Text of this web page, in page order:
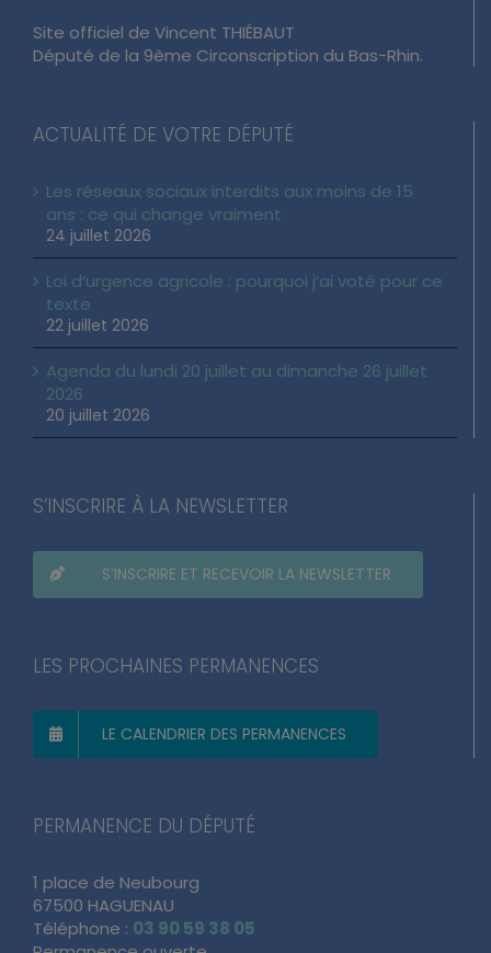
Site officiel de Vincent THIÉBAUT
Les réseaux sociaux interdits aux moins de 15
ans : ce qui change vraiment
24 juillet 2026
Loi d’urgence agricole : pourquoi j’ai voté pour ce
texte
22 juillet 2026
Agenda du lundi 20 juillet au dimanche 26 juillet
2026
20 juillet 2026
S’INSCRIRE ET RECEVOIR LA NEWSLETTER
LE CALENDRIER DES PERMANENCES
1 place de Neubourg
67500 HAGUENAU
Téléphone :03 90 59 38 05